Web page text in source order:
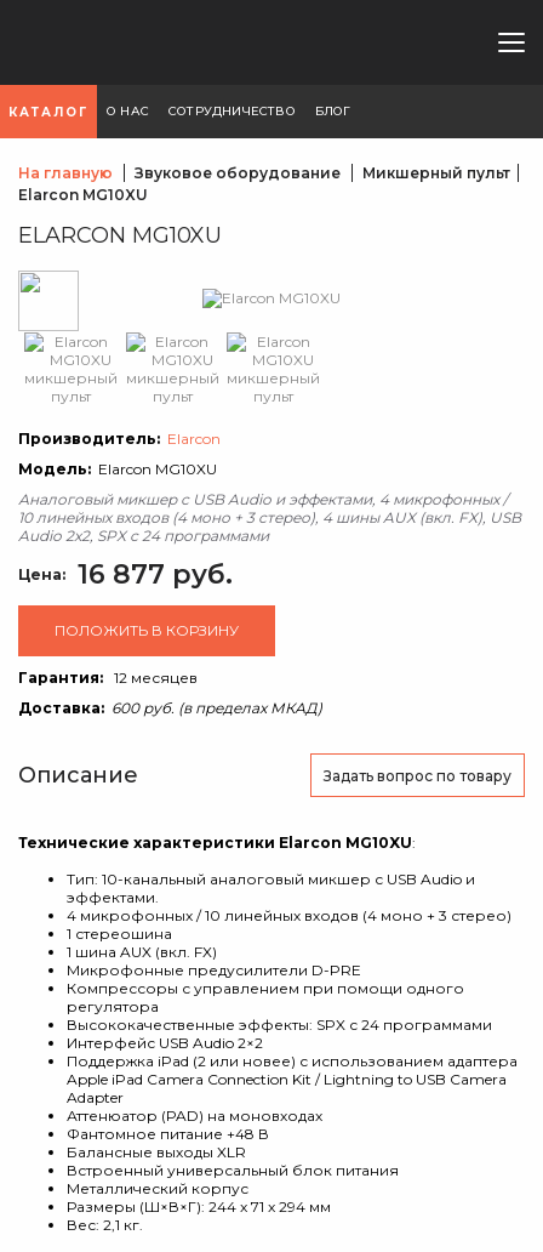
КАТАЛОГ О НАС СОТРУДНИЧЕСТВО БЛОГ
На главную Звуковое оборудование
Микшерный пульт
Elarcon MG10XU
ELARCON MG10XU
Производитель: Elarcon
Модель: Elarcon MG10XU
Аналоговый микшер с USB Audio и эффектами, 4 микрофонных /
10 линейных входов (4 моно + 3 стерео), 4 шины AUX (вкл. FX), USB
Audio 2х2, SPX с 24 программами
Цена: 16 877 руб.
ПОЛОЖИТЬ В КОРЗИНУ
Гарантия: 12 месяцев
Доставка: 600 руб. (в пределах МКАД)
Описание Задать вопрос по товару
Технические характеристики Elarcon MG10XU:
Тип: 10-канальный аналоговый микшер с USB Audio и
эффектами.
4 микрофонных / 10 линейных входов (4 моно + 3 стерео)
1 стереошина
1 шина AUX (вкл. FX)
Микрофонные предусилители D-PRE
Компрессоры с управлением при помощи одного
регулятора
Высококачественные эффекты: SPX с 24 программами
Интерфейс USB Audio 2×2
Поддержка iPad (2 или новее) с использованием адаптера
Apple iPad Camera Connection Kit / Lightning to USB Camera
Adapter
Аттенюатор (PAD) на моновходах
Фантомное питание +48 В
Балансные выходы XLR
Встроенный универсальный блок питания
Металлический корпус
Размеры (Ш×В×Г): 244 x 71 x 294 мм
Вес: 2,1 кг.